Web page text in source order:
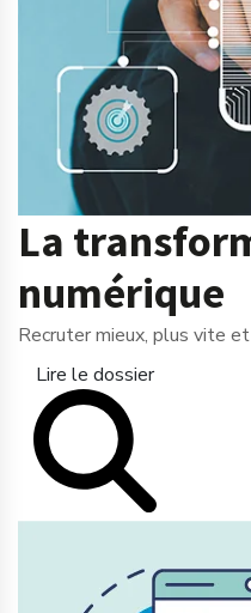
La
numérique
Recruter mieux, plus vite
Lire le dossier